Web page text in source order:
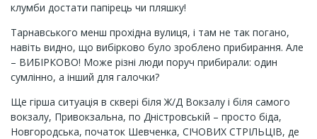
клумби достати папірець чи пляшку!
Тарнавського менш прохідна вулиця, і там не так погано,
навіть видно, що вибірково було зроблено прибирання. Але
– ВИБІРКОВО! Може різні люди поруч прибирали: один
сумлінно, а інший для галочки?
Ще гірша ситуація в сквері біля Ж/Д Вокзалу і біля самого
вокзалу, Привокзальна, по Дністровській – просто біда,
Новгородська, початок Шевченка, СІЧОВИХ СТРІЛЬЦІВ, де